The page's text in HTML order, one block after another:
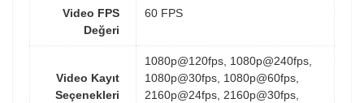
Video FPS
Değeri
60 FPS
Video Kayıt
Seçenekleri
1080p@120fps, 1080p@240fps,
1080p@30fps, 1080p@60fps,
2160p@24fps, 2160p@30fps,